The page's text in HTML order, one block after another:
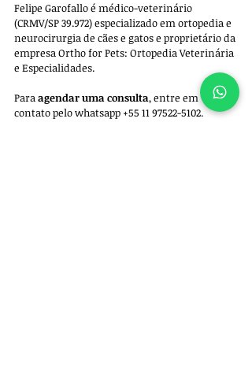
Felipe Garofallo é médico-veterinário
(CRMV/SP 39.972) especializado em ortopedia e
neurocirurgia de cães e gatos e proprietário da
empresa Ortho for Pets: Ortopedia Veterinária
e Especialidades.
Para agendar uma consulta, entre em
contato pelo whatsapp +55 11 97522-5102.